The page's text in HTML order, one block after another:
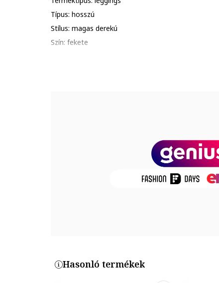
Típus: hosszú
Stílus: magas derekú
Szín: fekete
Külső anyag: 91% újrahasznosított poliészter, 9%
Hasonló termékek